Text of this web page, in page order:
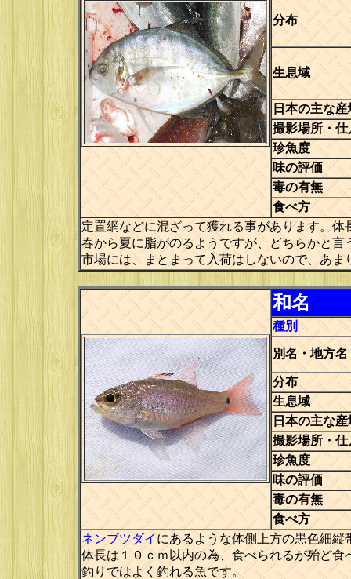
分布
生息域
日本の主な産
撮影場所・仕
珍魚度
味の評価
毒の有無
食べ方
定置網などに混ざって獲れる事があります。体
春から夏に脂がのるようですが、どちらかと
市場には、まとまって入荷はしないので、あま
和名
種別
別名・地方名
分布
生息域
日本の主な産
撮影場所・仕
珍魚度
味の評価
毒の有無
食べ方
ネンブツダイにあるような体側上方の黒色細
体長は１０ｃｍ以内の為、食べられるが殆ど
釣りではよく釣れる魚です。